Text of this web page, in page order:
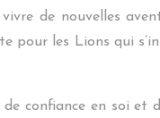
de nouvelles
pour les Lions qui
confiance en soi et